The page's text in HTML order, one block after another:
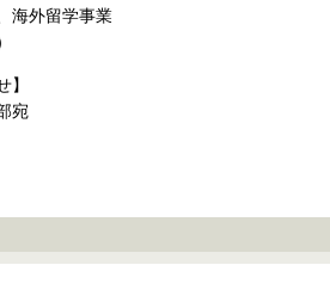
海外留学事業
】
宛